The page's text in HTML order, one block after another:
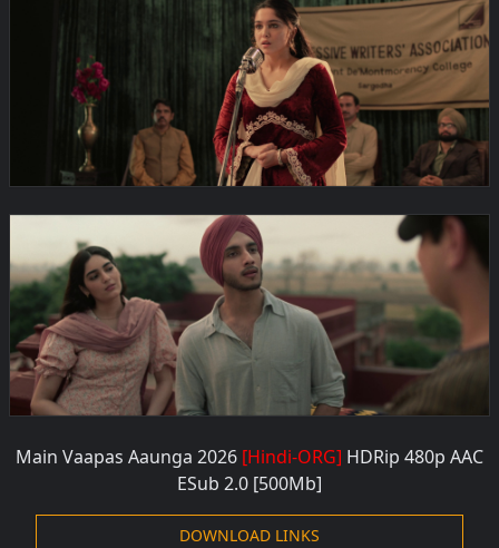
Main Vaapas Aaunga 2026 [Hindi-ORG] HDRip 480p AAC
ESub 2.0 [500Mb]
DOWNLOAD LINKS